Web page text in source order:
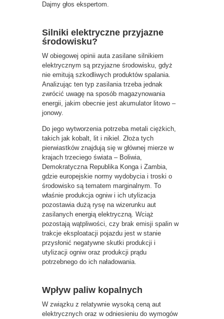
Dajmy głos ekspertom.
Silniki elektryczne przyjazne
środowisku?
W obiegowej opinii auta zasilane silnikiem
elektrycznym są przyjazne środowisku, gdyż
nie emitują szkodliwych produktów spalania.
Analizując ten typ zasilania trzeba jednak
zwrócić uwagę na sposób magazynowania
energii, jakim obecnie jest akumulator litowo –
jonowy.
Do jego wytworzenia potrzeba metali ciężkich,
takich jak kobalt, lit i nikiel. Złoża tych
pierwiastków znajdują się w głównej mierze w
krajach trzeciego świata – Boliwia,
Demokratyczna Republika Konga i Zambia,
gdzie europejskie normy wydobycia i troski o
środowisko są tematem marginalnym. To
właśnie produkcja ogniw i ich utylizacja
pozostawia dużą rysę na wizerunku aut
zasilanych energią elektryczną. Wciąż
pozostają wątpliwości, czy brak emisji spalin w
trakcje eksploatacji pojazdu jest w stanie
przysłonić negatywne skutki produkcji i
utylizacji ogniw oraz produkcji prądu
potrzebnego do ich naładowania.
Wpływ paliw kopalnych
W związku z relatywnie wysoką ceną aut
elektrycznych oraz w odniesieniu do wymogów